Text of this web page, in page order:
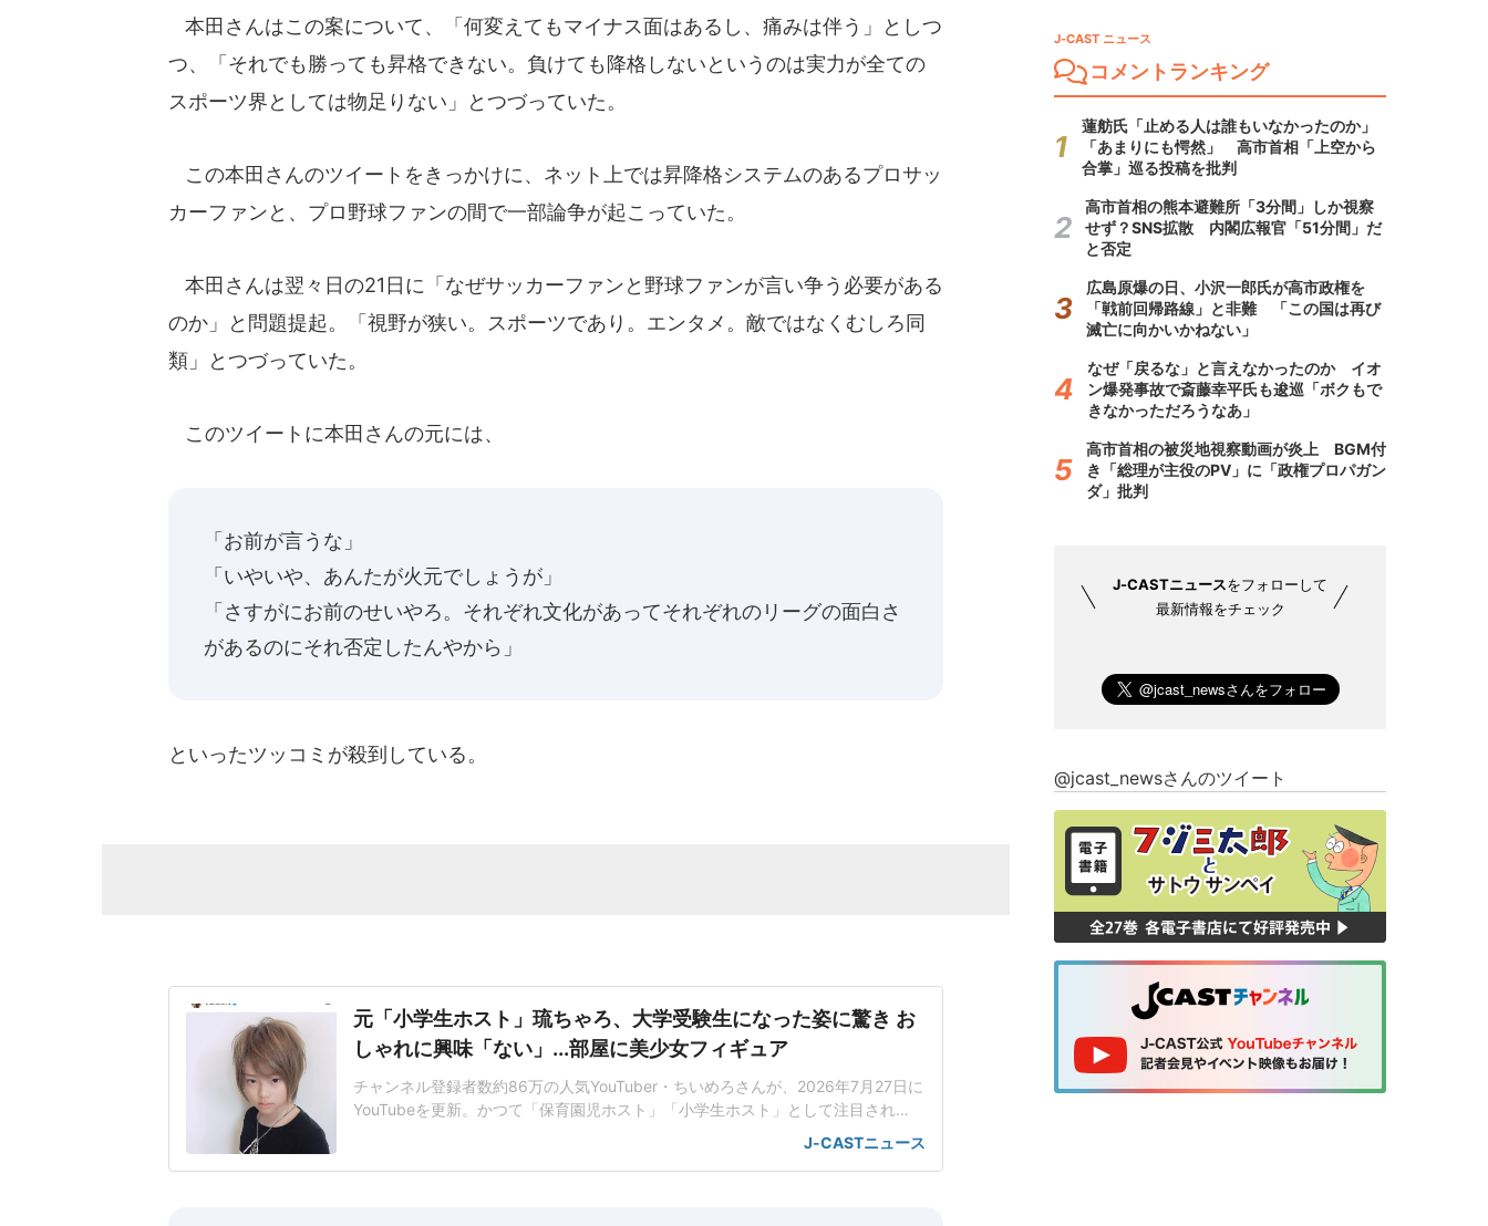
本田さんはこの案について、「何変えてもマイナス面はあるし、痛みは伴う」としつ
つ、「それでも勝っても昇格できない。負けても降格しないというのは実力が全ての
スポーツ界としては物足りない」とつづっていた。
この本田さんのツイートをきっかけに、ネット上では昇降格システムのあるプロサッ
カーファンと、プロ野球ファンの間で一部論争が起こっていた。
本田さんは翌々日の21日に「なぜサッカーファンと野球ファンが言い争う必要がある
のか」と問題提起。「視野が狭い。スポーツであり。エンタメ。敵ではなくむしろ同
類」とつづっていた。
このツイートに本田さんの元には、
「お前が言うな」
「いやいや、あんたが火元でしょうが」
「さすがにお前のせいやろ。それぞれ文化があってそれぞれのリーグの面白さ
があるのにそれ否定したんやから」
といったツッコミが殺到している。
元「小学生ホスト」琉ちゃろ、大学受験生になった姿に驚き お
しゃれに興味「ない」...部屋に美少女フィギュア
チャンネル登録者数約86万の人気YouTuber・ちいめろさんが、2026年7月27日に
YouTubeを更新。かつて「保育園児ホスト」「小学生ホスト」として注目され
た、息子の琉ちゃろさんの「ルームツアー」を公開した。「家の勉強時間より
も、塾とか行っとる方が長い」大学受験生になったという琉ちゃろさん。幼い頃
J-CASTニュース
J-CAST ニュース
コメントランキング
蓮舫氏「止める人は誰もいなかったのか」
「あまりにも愕然」 高市首相「上空から
合掌」巡る投稿を批判
高市首相の熊本避難所「3分間」しか視察
せず？SNS拡散 内閣広報官「51分間」だ
と否定
広島原爆の日、小沢一郎氏が高市政権を
「戦前回帰路線」と非難 「この国は再び
滅亡に向かいかねない」
なぜ「戻るな」と言えなかったのか イオ
ン爆発事故で斎藤幸平氏も逡巡「ボクもで
きなかっただろうなあ」
高市首相の被災地視察動画が炎上 BGM付
き「総理が主役のPV」に「政権プロパガン
ダ」批判
J-CASTニュースをフォローして
最新情報をチェック
@jcast_newsさんのツイート